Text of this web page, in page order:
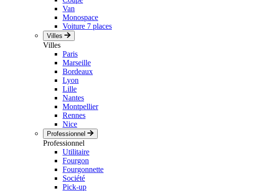
Van
Monospace
Voiture 7 places
Villes
Villes
Paris
Marseille
Bordeaux
Lyon
Lille
Nantes
Montpellier
Rennes
Nice
Professionnel
Professionnel
Utilitaire
Fourgon
Fourgonnette
Société
Pick-up